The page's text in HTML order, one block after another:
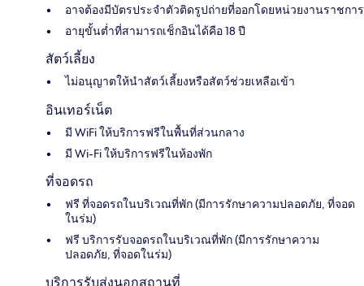
อาจต้องมีบัตรประจำตัวติดรูปถ่ายที่ออกโดยหน่วยงานราชการ
อายุขั้นต่ำที่สามารถเช็กอินได้คือ 18 ปี
สัตว์เลี้ยง
ไม่อนุญาตให้นำสัตว์เลี้ยงหรือสัตว์ช่วยเหลือเข้า
อินเทอร์เน็ต
มี WiFi ให้บริการฟรีในพื้นที่ส่วนกลาง
มี Wi-Fi ให้บริการฟรีในห้องพัก
ที่จอดรถ
ฟรี ที่จอดรถในบริเวณที่พัก (มีการรักษาความปลอดภัย, ที่จอด
ในร่ม)
ฟรี บริการรับจอดรถในบริเวณที่พัก (มีการรักษาความ
ปลอดภัย, ที่จอดในร่ม)
บริการรับส่งนอกสถานที่